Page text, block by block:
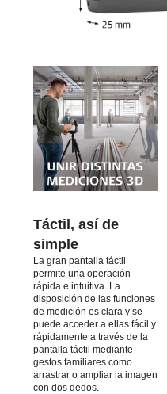
Táctil, así de
simple
La gran pantalla táctil
permite una operación
rápida e intuitiva. La
disposición de las funciones
de medición es clara y se
puede acceder a ellas fácil y
rápidamente a través de la
pantalla táctil mediante
gestos familiares como
arrastrar o ampliar la imagen
con dos dedos.